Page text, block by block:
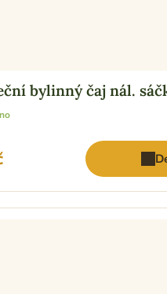
bylinný čaj nál.